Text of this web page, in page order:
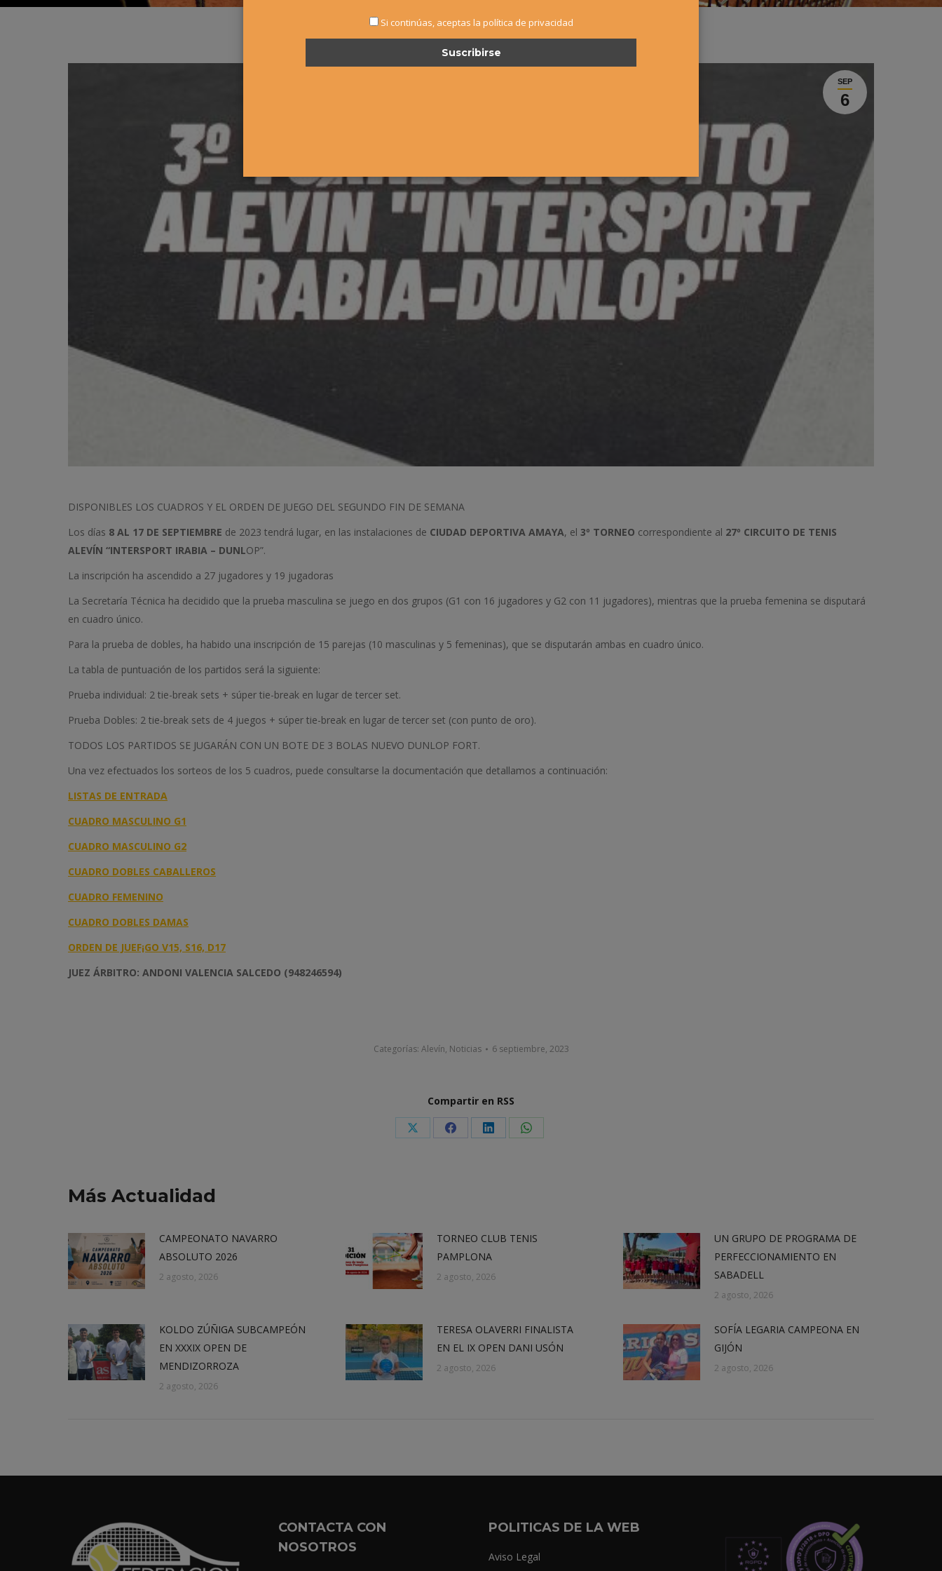
SEP
6
DISPONIBLES LOS CUADROS Y EL ORDEN DE JUEGO DEL SEGUNDO FIN DE SEMANA
Los días 8 AL 17 DE SEPTIEMBRE de 2023 tendrá lugar, en las instalaciones de CIUDAD DEPORTIVA AMAYA, el 3º TORNEO correspondiente al 27º CIRCUITO DE TENIS
ALEVÍN “INTERSPORT IRABIA – DUNLOP”.
La inscripción ha ascendido a 27 jugadores y 19 jugadoras
La Secretaría Técnica ha decidido que la prueba masculina se juego en dos grupos (G1 con 16 jugadores y G2 con 11 jugadores), mientras que la prueba femenina se disputará
en cuadro único.
Para la prueba de dobles, ha habido una inscripción de 15 parejas (10 masculinas y 5 femeninas), que se disputarán ambas en cuadro único.
La tabla de puntuación de los partidos será la siguiente:
Prueba individual: 2 tie-break sets + súper tie-break en lugar de tercer set.
Prueba Dobles: 2 tie-break sets de 4 juegos + súper tie-break en lugar de tercer set (con punto de oro).
TODOS LOS PARTIDOS SE JUGARÁN CON UN BOTE DE 3 BOLAS NUEVO DUNLOP FORT.
Una vez efectuados los sorteos de los 5 cuadros, puede consultarse la documentación que detallamos a continuación:
LISTAS DE ENTRADA
CUADRO MASCULINO G1
CUADRO MASCULINO G2
CUADRO DOBLES CABALLEROS
CUADRO FEMENINO
CUADRO DOBLES DAMAS
ORDEN DE JUEF¡GO V15, S16, D17
JUEZ ÁRBITRO: ANDONI VALENCIA SALCEDO (948246594)
Categorías: Alevín, Noticias 6 septiembre, 2023
Compartir en RSS
Share Share Share Share
Más Actualidad
CAMPEONATO NAVARRO
ABSOLUTO 2026
2 agosto, 2026
TORNEO CLUB TENIS
PAMPLONA
2 agosto, 2026
UN GRUPO DE PROGRAMA DE
PERFECCIONAMIENTO EN
SABADELL
2 agosto, 2026
KOLDO ZÚÑIGA SUBCAMPEÓN
EN XXXIX OPEN DE
MENDIZORROZA
2 agosto, 2026
TERESA OLAVERRI FINALISTA
EN EL IX OPEN DANI USÓN
2 agosto, 2026
SOFÍA LEGARIA CAMPEONA EN
GIJÓN
2 agosto, 2026
CONTACTA CON
NOSOTROS
POLITICAS DE LA WEB
Aviso Legal
Si continúas, aceptas la política de privacidad